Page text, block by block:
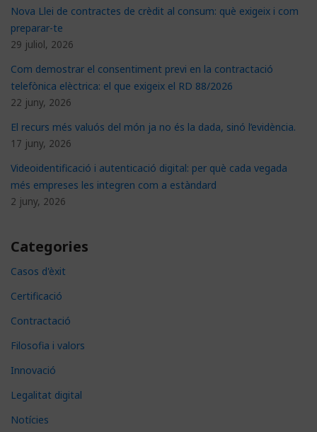
Nova Llei de contractes de crèdit al consum: què exigeix i com
preparar-te
29 juliol, 2026
Com demostrar el consentiment previ en la contractació
telefònica elèctrica: el que exigeix el RD 88/2026
22 juny, 2026
El recurs més valuós del món ja no és la dada, sinó l’evidència.
17 juny, 2026
Videoidentificació i autenticació digital: per què cada vegada
més empreses les integren com a estàndard
2 juny, 2026
Categories
Casos d'èxit
Certificació
Contractació
Filosofia i valors
Innovació
Legalitat digital
Notícies